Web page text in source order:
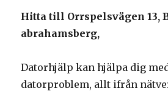
Hitta till Orrspelsvägen 13,
abrahamsberg,
Datorhjälp kan hjälpa dig
datorproblem, allt ifrån